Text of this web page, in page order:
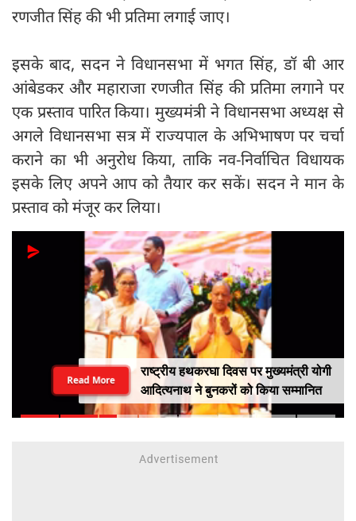
रणजीत सिंह की भी प्रतिमा लगाई जाए।
इसके बाद, सदन ने विधानसभा में भगत सिंह, डॉ बी आर
आंबेडकर और महाराजा रणजीत सिंह की प्रतिमा लगाने पर
एक प्रस्ताव पारित किया। मुख्यमंत्री ने विधानसभा अध्यक्ष से
अगले विधानसभा सत्र में राज्यपाल के अभिभाषण पर चर्चा
कराने का भी अनुरोध किया, ताकि नव-निर्वाचित विधायक
इसके लिए अपने आप को तैयार कर सकें। सदन ने मान के
प्रस्ताव को मंजूर कर लिया।
राष्ट्रीय हथकरघा दिवस पर मुख्यमंत्री योगी
आदित्यनाथ ने बुनकरों को किया सम्मानित
Read More